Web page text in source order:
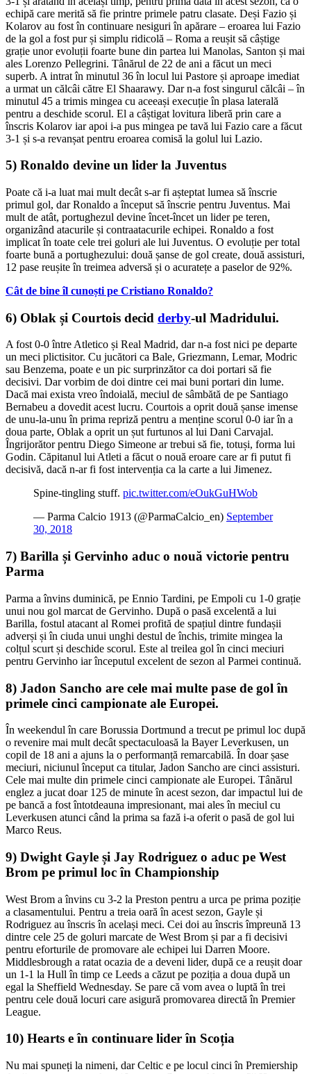
echipă care merită să fie printre primele patru clasate. Deși Fazio și
Kolarov au fost în continuare nesiguri în apărare – eroarea lui Fazio
de la gol a fost pur și simplu ridicolă – Roma a reușit să câștige
grație unor evoluții foarte bune din partea lui Manolas, Santon și mai
ales Lorenzo Pellegrini. Tânărul de 22 de ani a făcut un meci
superb. A intrat în minutul 36 în locul lui Pastore și aproape imediat
a urmat un călcâi către El Shaarawy. Dar n-a fost singurul călcâi – în
minutul 45 a trimis mingea cu aceeași execuție în plasa laterală
pentru a deschide scorul. El a câștigat lovitura liberă prin care a
înscris Kolarov iar apoi i-a pus mingea pe tavă lui Fazio care a făcut
3-1 și s-a revanșat pentru eroarea comisă la golul lui Lazio.
5) Ronaldo devine un lider la Juventus
Poate că i-a luat mai mult decât s-ar fi așteptat lumea să înscrie
primul gol, dar Ronaldo a început să înscrie pentru Juventus. Mai
mult de atât, portughezul devine încet-încet un lider pe teren,
organizând atacurile și contraatacurile echipei. Ronaldo a fost
implicat în toate cele trei goluri ale lui Juventus. O evoluție per total
foarte bună a portughezului: două șanse de gol create, două assisturi,
12 pase reușite în treimea adversă și o acuratețe a paselor de 92%.
Cât de bine îl cunoști pe Cristiano Ronaldo?
6) Oblak și Courtois decid derby-ul Madridului.
A fost 0-0 între Atletico și Real Madrid, dar n-a fost nici pe departe
un meci plictisitor. Cu jucători ca Bale, Griezmann, Lemar, Modric
sau Benzema, poate e un pic surprinzător ca doi portari să fie
decisivi. Dar vorbim de doi dintre cei mai buni portari din lume.
Dacă mai exista vreo îndoială, meciul de sâmbătă de pe Santiago
Bernabeu a dovedit acest lucru. Courtois a oprit două șanse imense
de unu-la-unu în prima repriză pentru a menține scorul 0-0 iar în a
doua parte, Oblak a oprit un șut furtunos al lui Dani Carvajal.
Îngrijorător pentru Diego Simeone ar trebui să fie, totuși, forma lui
Godin. Căpitanul lui Atleti a făcut o nouă eroare care ar fi putut fi
decisivă, dacă n-ar fi fost intervenția ca la carte a lui Jimenez.
Spine-tingling stuff. pic.twitter.com/eOukGuHWob
— Parma Calcio 1913 (@ParmaCalcio_en) September
30, 2018
7) Barilla și Gervinho aduc o nouă victorie pentru
Parma
Parma a învins duminică, pe Ennio Tardini, pe Empoli cu 1-0 grație
unui nou gol marcat de Gervinho. După o pasă excelentă a lui
Barilla, fostul atacant al Romei profită de spațiul dintre fundașii
adverși și în ciuda unui unghi destul de închis, trimite mingea la
colțul scurt și deschide scorul. Este al treilea gol în cinci meciuri
pentru Gervinho iar începutul excelent de sezon al Parmei continuă.
8) Jadon Sancho are cele mai multe pase de gol în
primele cinci campionate ale Europei.
În weekendul în care Borussia Dortmund a trecut pe primul loc după
o revenire mai mult decât spectaculoasă la Bayer Leverkusen, un
copil de 18 ani a ajuns la o performanță remarcabilă. În doar șase
meciuri, niciunul început ca titular, Jadon Sancho are cinci assisturi.
Cele mai multe din primele cinci campionate ale Europei. Tânărul
englez a jucat doar 125 de minute în acest sezon, dar impactul lui de
pe bancă a fost întotdeauna impresionant, mai ales în meciul cu
Leverkusen atunci când la prima sa fază i-a oferit o pasă de gol lui
Marco Reus.
9) Dwight Gayle și Jay Rodriguez o aduc pe West
Brom pe primul loc în Championship
West Brom a învins cu 3-2 la Preston pentru a urca pe prima poziție
a clasamentului. Pentru a treia oară în acest sezon, Gayle și
Rodriguez au înscris în același meci. Cei doi au înscris împreună 13
dintre cele 25 de goluri marcate de West Brom și par a fi decisivi
pentru eforturile de promovare ale echipei lui Darren Moore.
Middlesbrough a ratat ocazia de a deveni lider, după ce a reușit doar
un 1-1 la Hull în timp ce Leeds a căzut pe poziția a doua după un
egal la Sheffield Wednesday. Se pare că vom avea o luptă în trei
pentru cele două locuri care asigură promovarea directă în Premier
League.
10) Hearts e în continuare lider în Scoția
Nu mai spuneți la nimeni, dar Celtic e pe locul cinci în Premiership